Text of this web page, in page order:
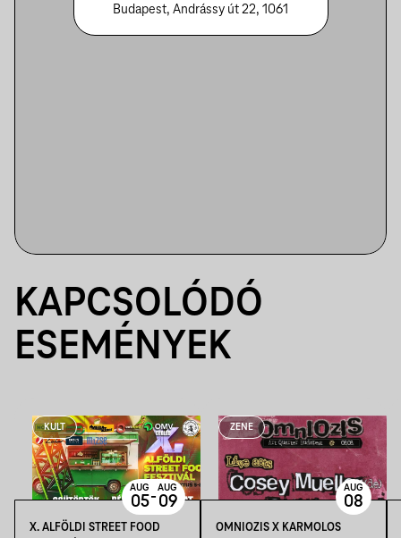
Budapest, Andrássy út 22, 1061
KAPCSOLÓDÓ
ESEMÉNYEK
KULT
X. ALFÖLDI STREET FOOD
AUG
05-AUG
09
ZENE
OMNIOZIS X KARMOLOS
AUG
08